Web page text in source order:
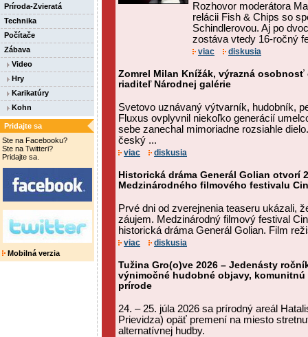
Príroda-Zvieratá
Technika
Počítače
Zábava
Video
Hry
Karikatúry
Kohn
Pridajte sa
Ste na Facebooku?
Ste na Twitteri?
Pridajte sa.
Mobilná verzia
Rozhovor moderátora
relácii Fish & Chips so
Schindlerovou. Aj po
zostáva vtedy 16-ročný
viac diskusia
Zomrel Milan Knížák, výrazná
riaditeľ Národnej galérie
Svetovo uznávaný výtvarník, hudobník,
Fluxus ovplyvnil niekoľko generácií
sebe zanechal mimoriadne rozsiahle
český ...
viac diskusia
Historická dráma Generál Golian otvorí
Medzinárodného filmového festivalu
Prvé dni od zverejnenia teaseru ukázali,
záujem. Medzinárodný filmový festival
historická dráma Generál Golian. Film
viac diskusia
Tužina Gro(o)ve 2026 – Jedenásty
výnimočné hudobné objavy, komunitnú
prírode
24. – 25. júla 2026 sa prírodný areál
Prievidza) opäť premení na miesto
alternatívnej hudby.